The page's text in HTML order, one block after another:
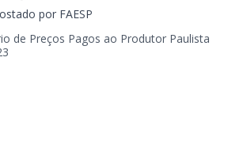
por FAESP
de Preços Pagos ao Produtor Paulista